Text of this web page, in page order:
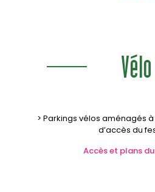
Vélo
> Parkings vélos aménagés
d’accès du
Accès et plans